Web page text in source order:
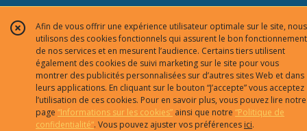
Afin de vous offrir une expérience utilisateur optimale sur le site, nous
utilisons des cookies fonctionnels qui assurent le bon fonctionnement
de nos services et en mesurent l’audience. Certains tiers utilisent
également des cookies de suivi marketing sur le site pour vous
montrer des publicités personnalisées sur d’autres sites Web et dans
leurs applications. En cliquant sur le bouton “J’accepte” vous acceptez
l’utilisation de ces cookies. Pour en savoir plus, vous pouvez lire notre
page “Informations sur les cookies” ainsi que notre “Politique de
confidentialité“. Vous pouvez ajuster vos préférences ici.